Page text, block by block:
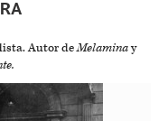
Autor deMelaminay